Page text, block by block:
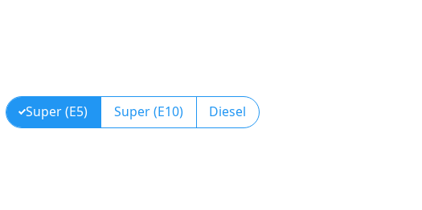
Super (E5) Super (E10) Diesel